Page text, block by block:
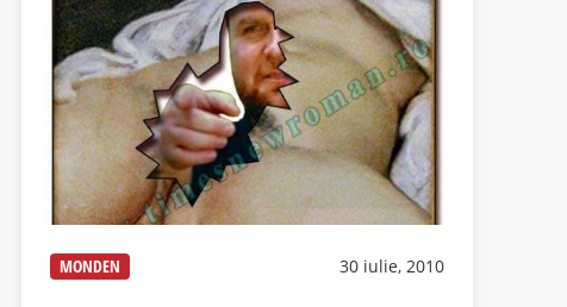
MONDEN 30 iulie, 2010